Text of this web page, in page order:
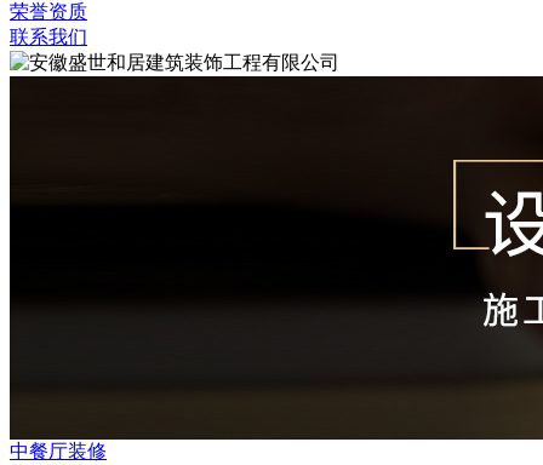
荣誉资质
联系我们
中餐厅装修